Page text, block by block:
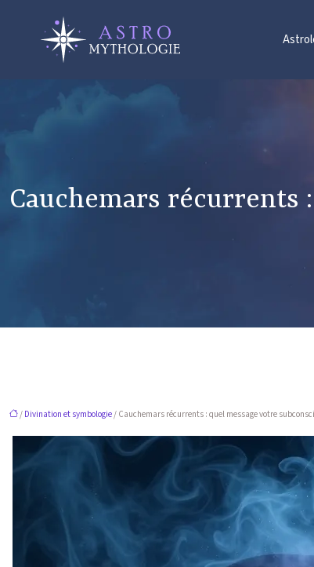
Cauchemars récurrents
/ Divination et symbologie/ Cauchemars récurrents : quel message votre